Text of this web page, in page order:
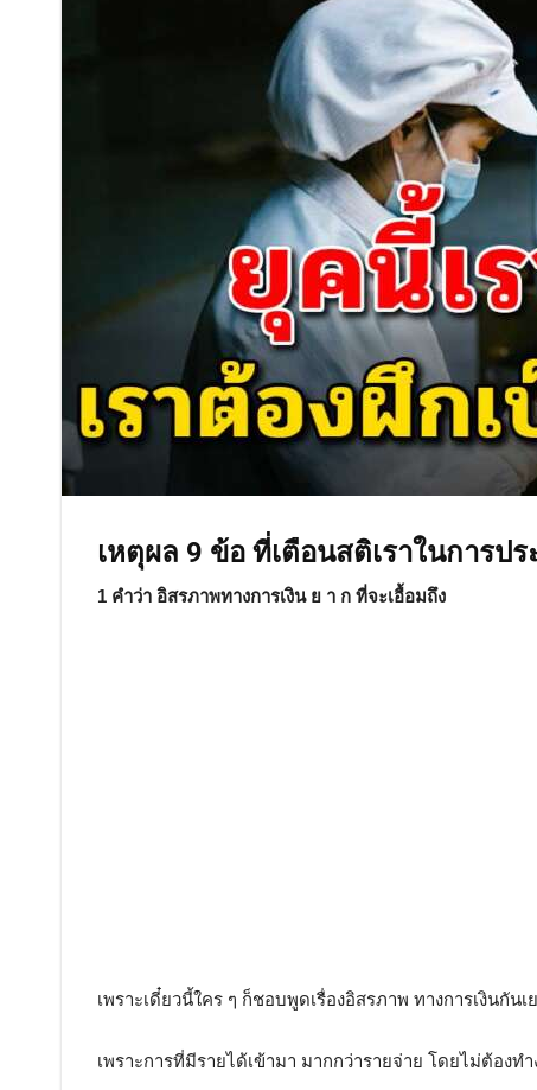
เหตุผล 9 ข้อ ที่เตือนสติเราในการป
1 คำว่า อิสรภาพทางการเงิน ย า ก ที่จะเอื้อมถึง
เพราะเดี๋ยวนี้ใคร ๆ ก็ชอบพูดเรื่องอิสรภาพ ทางการเงินกันเ
เพราะการที่มีรายได้เข้ามา มากกว่ารายจ่าย โดยไม่ต้องท